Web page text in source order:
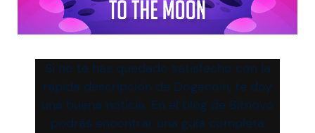
Si no te has quedado satisfecho con la
rápida descripción de Dogecoin, te doy
una buena noticia. En el blog de Bitnovo
podrás encontrar una guía completa